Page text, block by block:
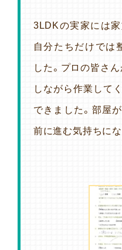
3LDKの実家には家
自分たちだけでは
した。プロの皆さ
しながら作業して
できました。部屋
前に進む気持ちにな